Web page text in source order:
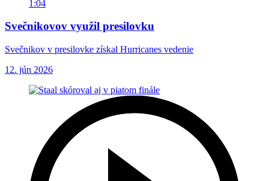
1:04
Svečnikovov využil presilovku
Svečnikov v presilovke získal Hurricanes vedenie
12. jún 2026